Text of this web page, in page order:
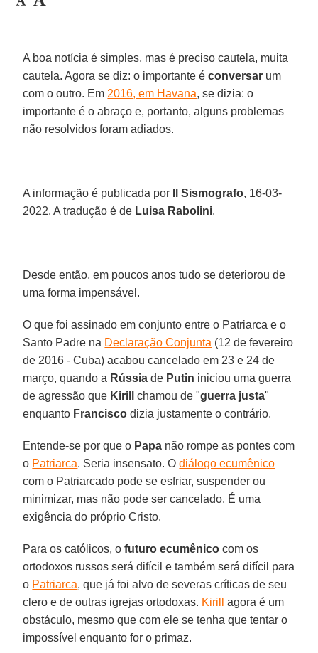
A boa notícia é simples, mas é preciso cautela, muita
cautela. Agora se diz: o importante éconversar um
com o outro. Em 2016, em Havana, se dizia: o
importante é o abraço e, portanto, alguns problemas
não resolvidos foram adiados.
A informação é publicada por Il Sismografo, 16-03-
2022. A tradução é de Luisa Rabolini.
Desde então, em poucos anos tudo se deteriorou de
uma forma impensável.
O que foi assinado em conjunto entre o Patriarca e o
Santo Padre na Declaração Conjunta (12 de fevereiro
de 2016 - Cuba) acabou cancelado em 23 e 24 de
março, quando a Rússia de Putin iniciou uma guerra
de agressão que Kirill chamou de "guerra justa"
enquanto Francisco dizia justamente o contrário.
Entende-se por que o Papa não rompe as pontes com
o Patriarca. Seria insensato. Odiálogo ecumênico
com o Patriarcado pode se esfriar, suspender ou
minimizar, mas não pode ser cancelado. É uma
exigência do próprio Cristo.
Para os católicos, ofuturo ecumênico com os
ortodoxos russos será difícil e também será difícil para
o Patriarca, que já foi alvo de severas críticas de seu
clero e de outras igrejas ortodoxas. Kirill
agora é um
obstáculo, mesmo que com ele se tenha que tentar o
impossível enquanto for o primaz.